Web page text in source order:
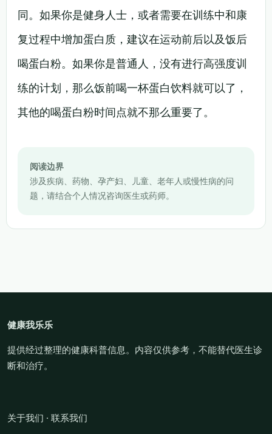
同。如果你是健身人士，或者需要在训练中和康
复过程中增加蛋白质，建议在运动前后以及饭后
喝蛋白粉。如果你是普通人，没有进行高强度训
练的计划，那么饭前喝一杯蛋白饮料就可以了，
其他的喝蛋白粉时间点就不那么重要了。
阅读边界
涉及疾病、药物、孕产妇、儿童、老年人或慢性病的问
题，请结合个人情况咨询医生或药师。
健康我乐乐
提供经过整理的健康科普信息。内容仅供参考，不能替代医生诊
断和治疗。
关于我们 · 联系我们